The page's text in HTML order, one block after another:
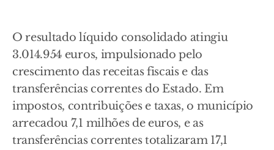
O resultado líquido consolidado atingiu
3.014.954 euros, impulsionado pelo
crescimento das receitas fiscais e das
transferências correntes do Estado. Em
impostos, contribuições e taxas, o município
arrecadou 7,1 milhões de euros, e as
transferências correntes totalizaram 17,1